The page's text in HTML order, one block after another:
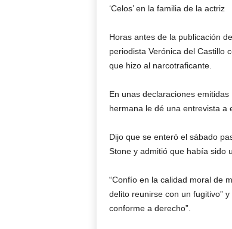
‘Celos’ en la familia de la actriz
Horas antes de la publicación
periodista Verónica del Castillo
que hizo al narcotraficante.
En unas declaraciones
hermana le dé una entrevista a
Dijo que se enteró el sábado
Stone y admitió que había sido
“Confío en la calidad moral de
delito reunirse con un fugitivo”
conforme a derecho”.